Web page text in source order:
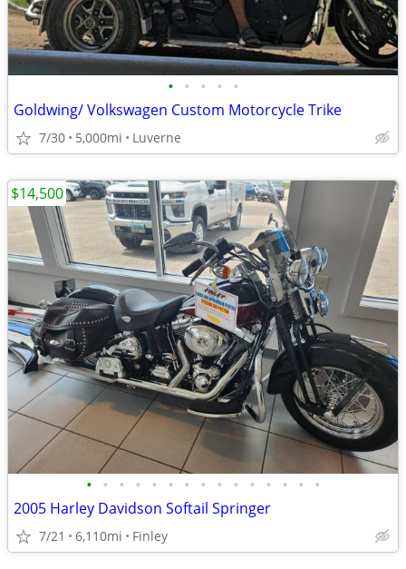
• • • • •
Goldwing/ Volkswagen Custom Motorcycle Trike
7/30 5,000mi Luverne
• • • • • • • • • • • • • • •
2005 Harley Davidson Softail Springer
7/21 6,110mi Finley
$14,500